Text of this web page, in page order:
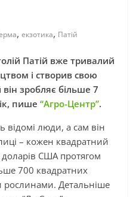
, екзотика, Патій
Патій вже тривалий
і створив свою
зробляє більше 7
пише “Агро-Центр”.
відомі люди, а сам він
– кожен квадратний
США протягом
700 квадратних
рослинами. Детальніше